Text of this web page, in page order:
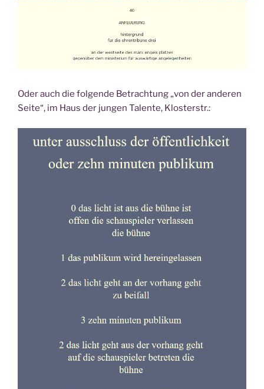
Oder auch die folgende Betrachtung „von der anderen
Seite“, im Haus der jungen Talente, Klosterstr.: